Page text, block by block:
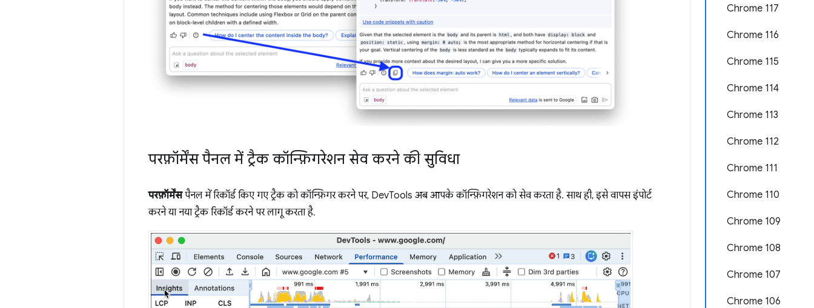
Chrome 117
Chrome 116
Chrome 115
Chrome 114
Chrome 113
Chrome 112
Chrome 111
Chrome 110
Chrome 109
Chrome 108
Chrome 107
Chrome 106
परफ़ॉर्मेंस पैनल में ट्रैक कॉन्फ़िगरेशन सेव करने की सुविधा
परफ़ॉर्मेंसपैनल में रिकॉर्ड किए गए ट्रैक को कॉन्फ़िगर करने पर, DevTools अब आपके कॉन्फ़िगरेशन को सेव करता है. साथ ही, इसे वापस इंपोर्ट
करने या नया ट्रैक रिकॉर्ड करने पर लागू करता है.